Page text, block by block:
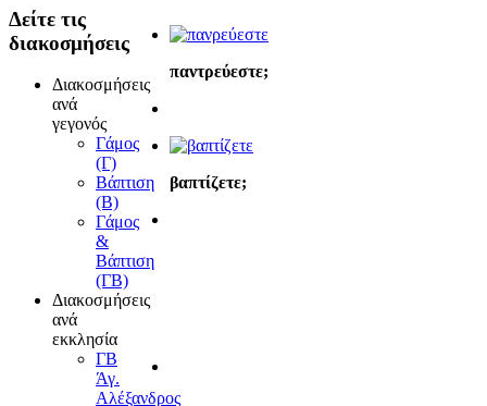
παντρεύεστε;
βαπτίζετε;
Δείτε τις
διακοσμήσεις
Διακοσμήσεις
ανά
γεγονός
Γάμος
(Γ)
Βάπτιση
(Β)
Γάμος
&
Βάπτιση
(ΓΒ)
Διακοσμήσεις
ανά
εκκλησία
ΓΒ
Άγ.
Αλέξανδρος